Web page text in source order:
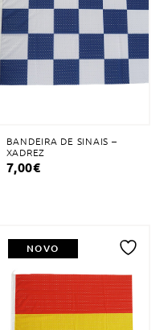
lista
de
desejos
BANDEIRA DE SINAIS –
XADREZ
7,00€
NOVO
à
lista
de
desejos